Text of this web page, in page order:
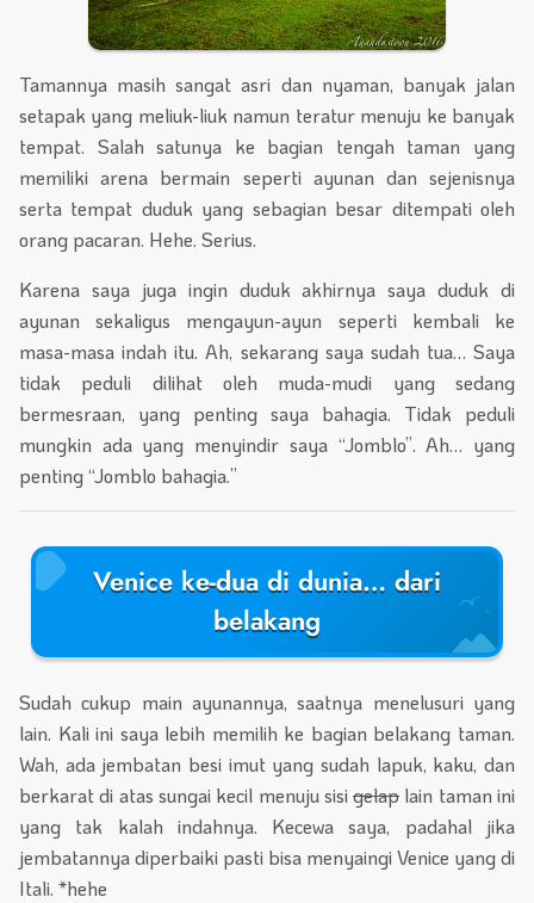
Tamannya masih sangat asri dan nyaman, banyak jalan
setapak yang meliuk-liuk namun teratur menuju ke banyak
tempat. Salah satunya ke bagian tengah taman yang
memiliki arena bermain seperti ayunan dan sejenisnya
serta tempat duduk yang sebagian besar ditempati oleh
orang pacaran. Hehe. Serius.
Karena saya juga ingin duduk akhirnya saya duduk di
ayunan sekaligus mengayun-ayun seperti kembali ke
masa-masa indah itu. Ah, sekarang saya sudah tua… Saya
tidak peduli dilihat oleh muda-mudi yang sedang
bermesraan, yang penting saya bahagia. Tidak peduli
mungkin ada yang menyindir saya “Jomblo”. Ah… yang
penting “Jomblo bahagia.”
Venice ke-dua di dunia… dari
belakang
Sudah cukup main ayunannya, saatnya menelusuri yang
lain. Kali ini saya lebih memilih ke bagian belakang taman.
Wah, ada jembatan besi imut yang sudah lapuk, kaku, dan
berkarat di atas sungai kecil menuju sisigelap lain taman ini
yang tak kalah indahnya. Kecewa saya, padahal jika
jembatannya diperbaiki pasti bisa menyaingi Venice yang di
Itali. *hehe